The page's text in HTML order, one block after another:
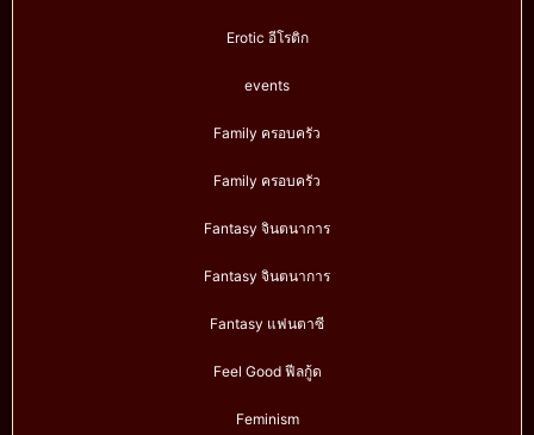
Erotic อีโรติก
events
Family ครอบครัว
Family ครอบครัว
Fantasy จินตนาการ
Fantasy จินตนาการ
Fantasy แฟนตาซี
Feel Good ฟีลกู้ด
Feminism